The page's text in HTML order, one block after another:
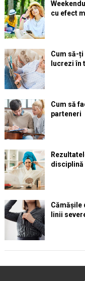
cu efect
Cum să-
lucrezi în
Cum să
parteneri
disciplină
Cămășile
linii